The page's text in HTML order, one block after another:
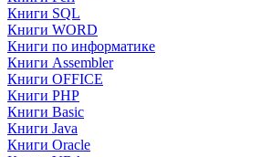
Книги SQL
Книги WORD
Книги по информатике
Книги Assembler
Книги OFFICE
Книги PHP
Книги Basic
Книги Java
Книги Oracle